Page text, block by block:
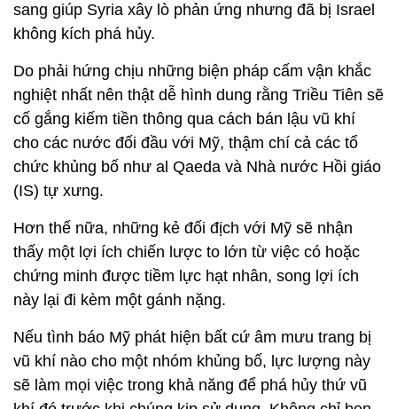
sang giúp Syria xây lò phản ứng nhưng đã bị Israel
không kích phá hủy.
Do phải hứng chịu những biện pháp cấm vận khắc
nghiệt nhất nên thật dễ hình dung rằng Triều Tiên sẽ
cố gắng kiếm tiền thông qua cách bán lậu vũ khí
cho các nước đối đầu với Mỹ, thậm chí cả các tổ
chức khủng bố như al Qaeda và Nhà nước Hồi giáo
(IS) tự xưng.
Hơn thế nữa, những kẻ đối địch với Mỹ sẽ nhận
thấy một lợi ích chiến lược to lớn từ việc có hoặc
chứng minh được tiềm lực hạt nhân, song lợi ích
này lại đi kèm một gánh nặng.
Nếu tình báo Mỹ phát hiện bất cứ âm mưu trang bị
vũ khí nào cho một nhóm khủng bố, lực lượng này
sẽ làm mọi việc trong khả năng để phá hủy thứ vũ